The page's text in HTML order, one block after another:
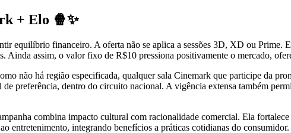
+ Elo 🍿✨
equilíbrio financeiro. A oferta não se aplica a sessões 3D, XD ou Prime.
Ainda assim, o valor fixo de R$10 pressiona positivamente o mercado,
não há região especificada, qualquer sala Cinemark que participe da
preferência, dentro do circuito nacional. A vigência extensa também
combina impacto cultural com racionalidade comercial. Ela
entretenimento, integrando benefícios a práticas cotidianas do consumidor.